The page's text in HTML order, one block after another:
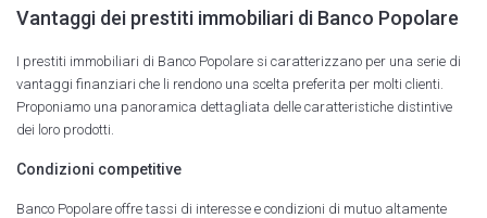
Vantaggi dei prestiti immobiliari di Banco Popolare
I prestiti immobiliari di Banco Popolare si caratterizzano per una serie di
vantaggi finanziari che li rendono una scelta preferita per molti clienti.
Proponiamo una panoramica dettagliata delle caratteristiche distintive
dei loro prodotti.
Condizioni competitive
Banco Popolare offre tassi di interesse e condizioni di mutuo altamente